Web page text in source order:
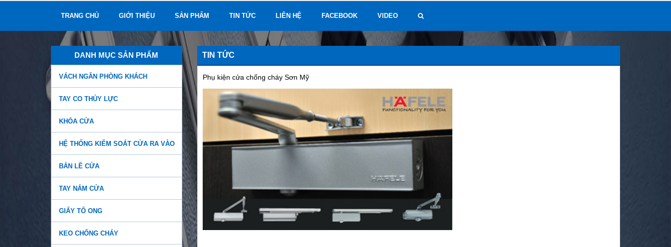
TRANG CHỦ GIỚI THIỆU SẢN PHẨM TIN TỨC LIÊN HỆ FACEBOOK VIDEO
TIN TỨC
Phụ kiện cửa chống cháy Sơn Mỹ
DANH MỤC SẢN PHẨM
VÁCH NGĂN PHÒNG KHÁCH
TAY CO THỦY LỰC
KHÓA CỬA
HỆ THỐNG KIỂM SOÁT CỬA RA VÀO
BẢN LỀ CỬA
TAY NẮM CỬA
GIẤY TỔ ONG
KEO CHỐNG CHÁY
Báo giá tay co thủy lực